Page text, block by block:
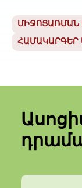
ՄԻՋՈՑԱՌՄԱՆ
ՀԱՄԱԿԱՐԳԵՐ